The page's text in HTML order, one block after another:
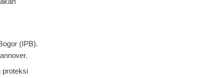
(IPB).
proteksi